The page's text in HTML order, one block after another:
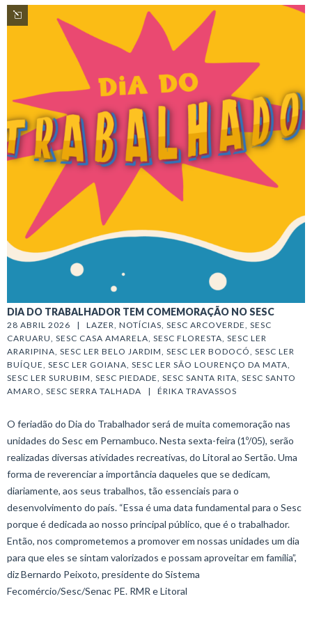
DIA DO TRABALHADOR TEM COMEMORAÇÃO NO SESC
28 ABRIL 2026   | LAZER, NOTÍCIAS, SESC ARCOVERDE, SESC
CARUARU, SESC CASA AMARELA, SESC FLORESTA, SESC LER
ARARIPINA, SESC LER BELO JARDIM, SESC LER BODOCÓ, SESC LER
BUÍQUE, SESC LER GOIANA, SESC LER SÃO LOURENÇO DA MATA
SESC LER SURUBIM, SESC PIEDADE, SESC SANTA RITA, SESC SANTO
AMARO, SESC SERRA TALHADA
   |
ÉRIKA TRAVASSOS
O feriadão do Dia do Trabalhador será de muita comemoração nas
unidades do Sesc em Pernambuco. Nesta sexta-feira (1º/05), serão
realizadas diversas atividades recreativas, do Litoral ao Sertão. Uma
forma de reverenciar a importância daqueles que se dedicam,
diariamente, aos seus trabalhos, tão essenciais para o
desenvolvimento do país. “Essa é uma data fundamental para o Sesc
porque é dedicada ao nosso principal público, que é o trabalhador.
Então, nos comprometemos a promover em nossas unidades um dia
para que eles se sintam valorizados e possam aproveitar em família”,
diz Bernardo Peixoto, presidente do Sistema
Fecomércio/Sesc/Senac PE. RMR e Litoral